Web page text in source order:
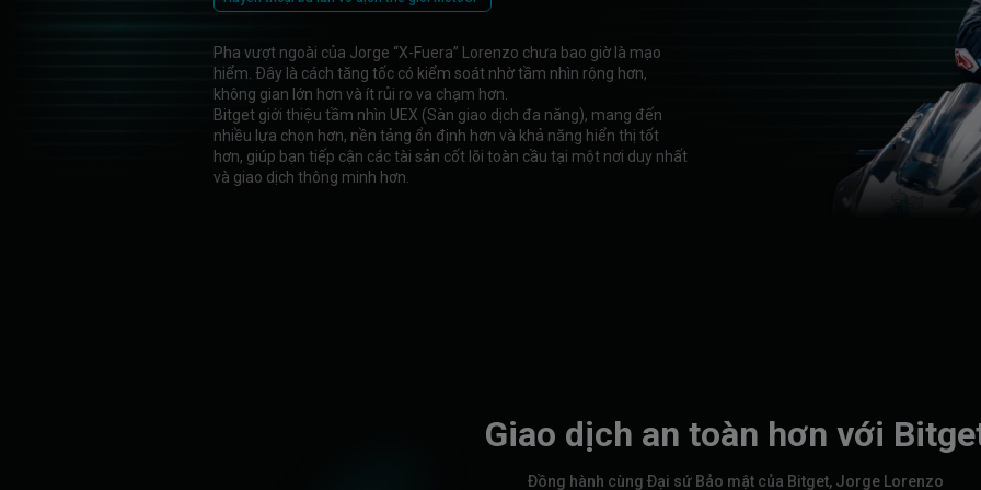
Pha vượt ngoài của Jorge “X-Fuera” Lorenzo chưa bao giờ là mạo
hiểm. Đây là cách tăng tốc có kiểm soát nhờ tầm nhìn rộng hơn,
không gian lớn hơn và ít rủi ro va chạm hơn.
Bitget giới thiệu tầm nhìn UEX (Sàn giao dịch đa năng), mang đến
nhiều lựa chọn hơn, nền tảng ổn định hơn và khả năng hiển thị tốt
hơn, giúp bạn tiếp cận các tài sản cốt lõi toàn cầu tại một nơi duy nhất
và giao dịch thông minh hơn.
Giao dịch an toàn hơn với
Đồng hành cùng Đại sứ Bảo mật của Bitget, Jorge Lorenzo